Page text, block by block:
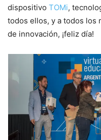
dispositivo TOMi,
todos ellos, y a todos los
de innovación, ¡feliz día!